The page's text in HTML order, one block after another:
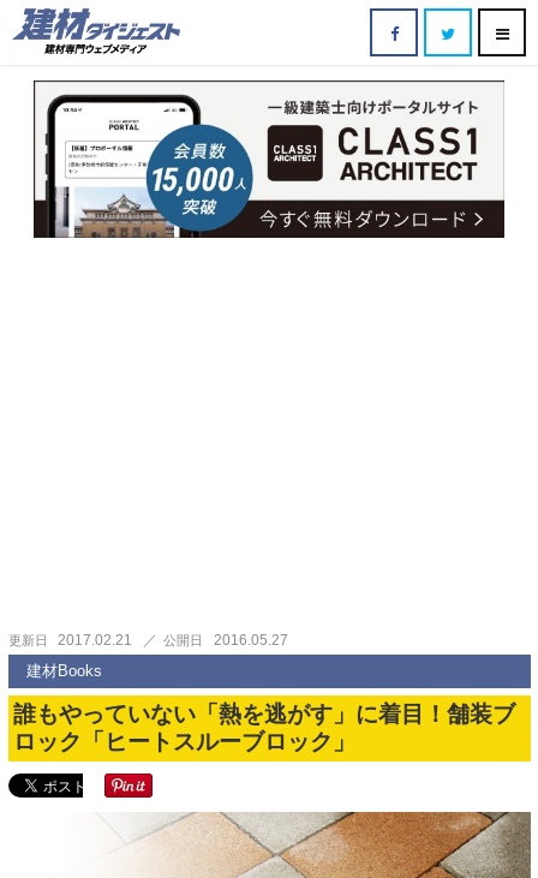
更新日 2017.02.21 公開日 2016.05.27
建材Books
誰もやっていない「熱を逃がす」に着目！舗装ブ
ロック「ヒートスルーブロック」